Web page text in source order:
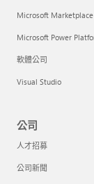
Microsoft Marketplace
Microsoft Power
軟體公司
Visual Studio
公司
人才招募
公司新聞